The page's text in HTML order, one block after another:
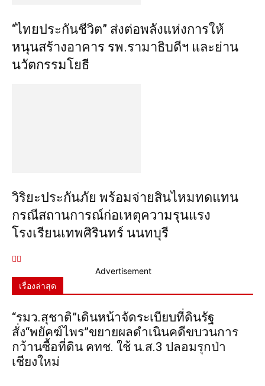
“ไทยประกันชีวิต” ส่งต่อพลังแห่งการให้
หนุนสร้างอาคาร รพ.รามาธิบดีฯ และย่าน
นวัตกรรมโยธี
วิริยะประกันภัย พร้อมจ่ายสินไหมทดแทน
กรณีสถานการณ์ก่อเหตุความรุนแรง
โรงเรียนเทพศิรินทร์ นนทบุรี
Advertisement
เรื่องล่าสุด
“รมว.สุชาติ”เดินหน้าจัดระเบียบที่ดินรัฐ
สั่ง“พยัคฆ์ไพร”ขยายผลดำเนินคดีขบวนการ
กว้านซื้อที่ดิน คทช. ใช้ น.ส.3 ปลอมรุกป่า
เชียงใหม่